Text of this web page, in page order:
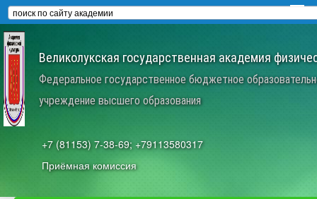
Великолукская государственная академия
Федеральное государственное бюджетное
учреждение высшего образования
+7 (81153) 7-38-69; +79113580317
Приёмная комиссия